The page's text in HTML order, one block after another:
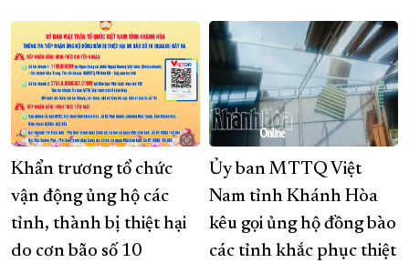
Khẩn trương tổ chức
vận động ủng hộ các
tỉnh, thành bị thiệt hại
do cơn bão số 10
Ủy ban MTTQ Việt
Nam tỉnh Khánh Hòa
kêu gọi ủng hộ đồng bào
các tỉnh khắc phục thiệt